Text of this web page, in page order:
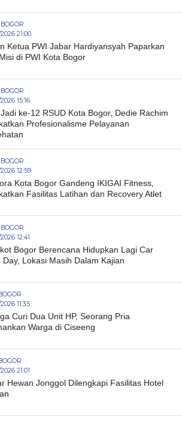
21:00
Ketua PWI Jabar Hardiyansyah Paparkan
di PWI Kota Bogor
15:16
ke-12 RSUD Kota Bogor, Dedie Rachim
Profesionalisme Pelayanan
12:59
Kota Bogor Gandeng IKIGAI Fitness,
Fasilitas Latihan dan Recovery Atlet
12:41
Bogor Berencana Hidupkan Lagi Car
Day, Lokasi Masih Dalam Kajian
11:35
Curi Dua Unit HP, Seorang Pria
Warga di Ciseeng
21:01
Hewan Jonggol Dilengkapi Fasilitas Hotel